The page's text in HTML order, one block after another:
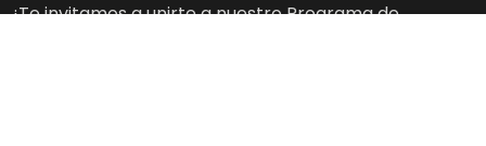
¡Te invitamos a unirte a nuestro Programa de